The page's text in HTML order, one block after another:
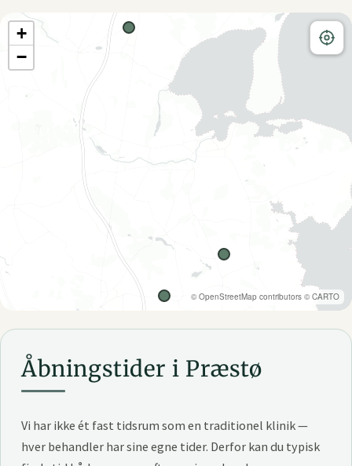
+
−
© OpenStreetMap contributors © CARTO
Åbningstider i Præstø
Vi har ikke ét fast tidsrum som en traditionel klinik —
hver behandler har sine egne tider. Derfor kan du typisk